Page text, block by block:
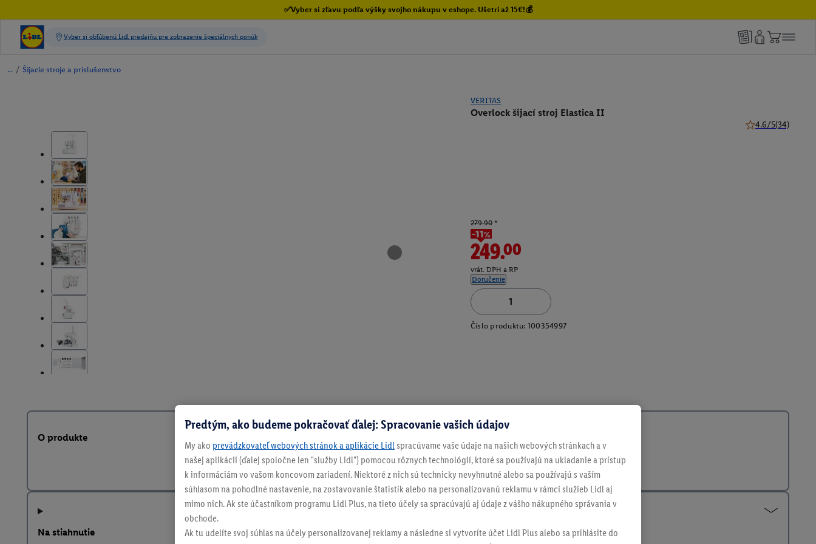
✅Vyber si zľavu podľa výšky svojho nákupu v eshope. Ušetri až 15€!💰
/ Šijacie stroje a príslušenstvo
VERITAS
Overlock šijací stroj Elastica II
4.6/5(34)
279.90*
-11%
249.00
vrát. DPH a RP
Doručenie
Číslo produktu: 100354997
O produkte
Na stiahnutie
Predtým, ako budeme pokračovať ďalej: Spracovanie vašich údajov
My ako prevádzkovateľ webových stránok a aplikácie Lidl spracúvame vaše údaje na našich webových stránkach a v
našej aplikácii (ďalej spoločne len "služby Lidl") pomocou rôznych technológií, ktoré sa používajú na ukladanie a prístup
k informáciám vo vašom koncovom zariadení. Niektoré z nich sú technicky nevyhnutné alebo sa používajú s vaším
súhlasom na pohodlné nastavenie, na zostavovanie štatistík alebo na personalizovanú reklamu v rámci služieb Lidl aj
mimo nich. Ak ste účastníkom programu Lidl Plus, na tieto účely sa spracúvajú aj údaje z vášho nákupného správania v
obchode.
Ak tu udelíte svoj súhlas na účely personalizovanej reklamy a následne si vytvoríte účet Lidl Plus alebo sa prihlásite do